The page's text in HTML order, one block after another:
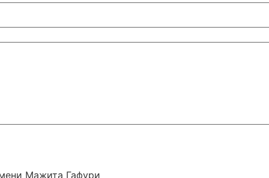
Мажита Гафури